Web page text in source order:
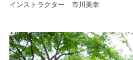
インストラクター 市川美幸